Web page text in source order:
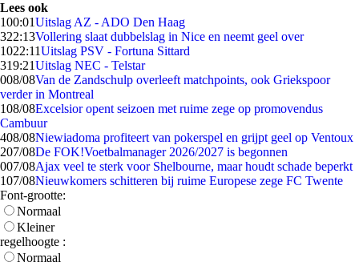
Lees ook
100:01Uitslag AZ - ADO Den Haag
322:13Vollering slaat dubbelslag in Nice en neemt geel over
1022:11Uitslag PSV - Fortuna Sittard
319:21Uitslag NEC - Telstar
008/08Van de Zandschulp overleeft matchpoints, ook Griekspoor
verder in Montreal
108/08Excelsior opent seizoen met ruime zege op promovendus
Cambuur
408/08Niewiadoma profiteert van pokerspel en grijpt geel op Ventoux
207/08De FOK!Voetbalmanager 2026/2027 is begonnen
007/08Ajax veel te sterk voor Shelbourne, maar houdt schade beperkt
107/08Nieuwkomers schitteren bij ruime Europese zege FC Twente
Font-grootte:
Normaal
Kleiner
regelhoogte :
Normaal